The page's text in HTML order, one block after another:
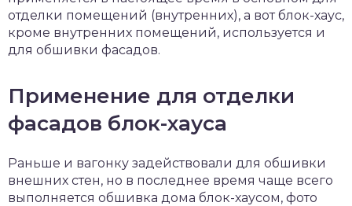
отделки помещений (внутренних), а вот блок-хаус,
кроме внутренних помещений, используется и
для обшивки фасадов.
Применение для отделки
фасадов блок-хауса
Раньше и вагонку задействовали для обшивки
внешних стен, но в последнее время чаще всего
выполняется обшивка дома блок-хаусом, фото